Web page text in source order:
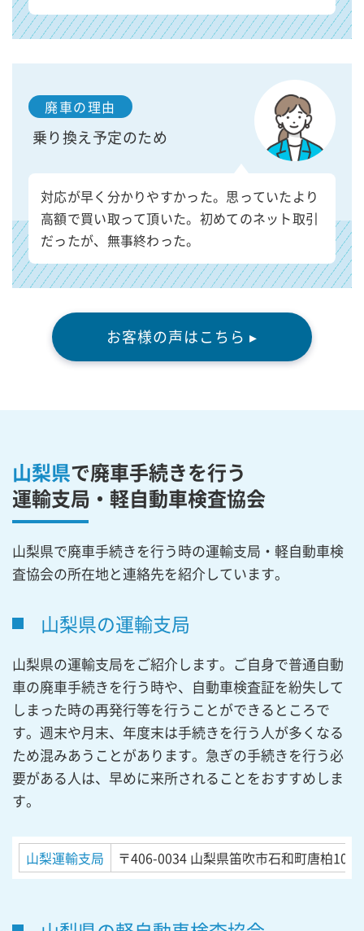
廃車の理由
乗り換え予定のため
対応が早く分かりやすかった。思っていたより
高額で買い取って頂いた。初めてのネット取引
だったが、無事終わった。
お客様の声はこちら ▸
山梨県で廃車手続きを行う
運輸支局・軽自動車検査協会
山梨県で廃車手続きを行う時の運輸支局・軽自動車検
査協会の所在地と連絡先を紹介しています。
山梨県の運輸支局
山梨県の運輸支局をご紹介します。ご自身で普通自動
車の廃車手続きを行う時や、自動車検査証を紛失して
しまった時の再発行等を行うことができるところで
す。週末や月末、年度末は手続きを行う人が多くなる
ため混みあうことがあります。急ぎの手続きを行う必
要がある人は、早めに来所されることをおすすめしま
す。
山梨運輸支局 〒406-0034 山梨県笛吹市石和町唐柏